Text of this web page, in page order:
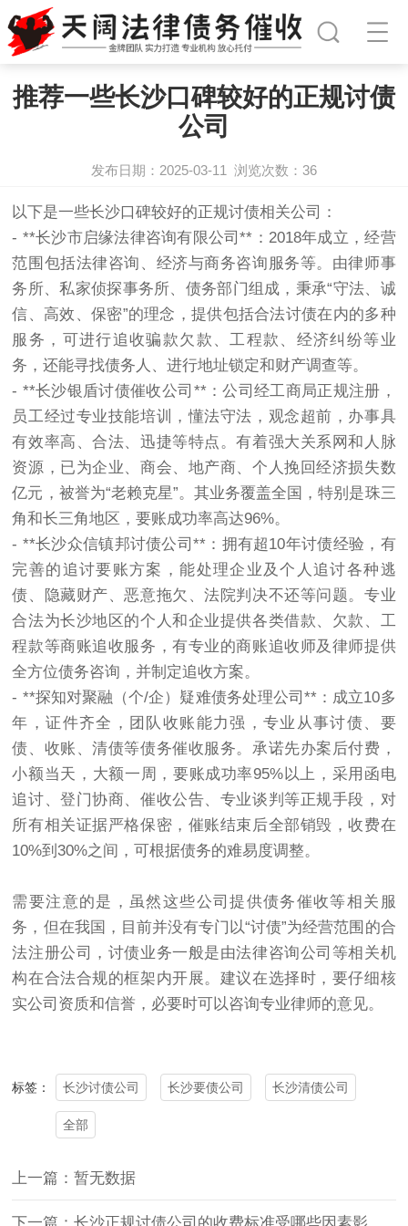
推荐一些长沙口碑较好的正规讨债
公司
发布日期：2025-03-11 浏览次数：36
以下是一些长沙口碑较好的正规讨债相关公司：
- **长沙市启缘法律咨询有限公司**：2018年成立，经营
范围包括法律咨询、经济与商务咨询服务等。由律师事
务所、私家侦探事务所、债务部门组成，秉承“守法、诚
信、高效、保密”的理念，提供包括合法讨债在内的多种
服务，可进行追收骗款欠款、工程款、经济纠纷等业
务，还能寻找债务人、进行地址锁定和财产调查等。
- **长沙银盾讨债催收公司**：公司经工商局正规注册，
员工经过专业技能培训，懂法守法，观念超前，办事具
有效率高、合法、迅捷等特点。有着强大关系网和人脉
资源，已为企业、商会、地产商、个人挽回经济损失数
亿元，被誉为“老赖克星”。其业务覆盖全国，特别是珠三
角和长三角地区，要账成功率高达96%。
- **长沙众信镇邦讨债公司 **：拥有超10年讨债经验，有
完善的追讨要账方案，能处理企业及个人追讨各种逃
债、隐藏财产、恶意拖欠、法院判决不还等问题。专业
合法为长沙地区的个人和企业提供各类借款、欠款、工
程款等商账追收服务，有专业的商账追收师及律师提供
全方位债务咨询，并制定追收方案。
- **探知对聚融（个/企）疑难债务处理公司**：成立10多
年，证件齐全，团队收账能力强，专业从事讨债、要
债、收账、清债等债务催收服务。承诺先办案后付费，
小额当天，大额一周，要账成功率95%以上，采用函电
追讨、登门协商、催收公告、专业谈判等正规手段，对
所有相关证据严格保密，催账结束后全部销毁，收费在
10%到30%之间，可根据债务的难易度调整。
需要注意的是，虽然这些公司提供债务催收等相关服
务，但在我国，目前并没有专门以“讨债”为经营范围的合
法注册公司，讨债业务一般是由法律咨询公司等相关机
构在合法合规的框架内开展。建议在选择时，要仔细核
实公司资质和信誉，必要时可以咨询专业律师的意见。
标签： 长沙讨债公司 长沙要债公司 长沙清债公司
全部
上一篇：暂无数据